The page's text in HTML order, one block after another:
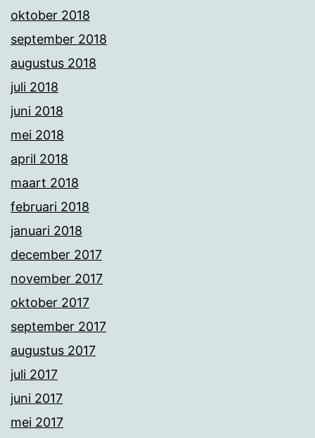
oktober 2018
september 2018
augustus 2018
juli 2018
juni 2018
mei 2018
april 2018
maart 2018
februari 2018
januari 2018
december 2017
november 2017
oktober 2017
september 2017
augustus 2017
juli 2017
juni 2017
mei 2017